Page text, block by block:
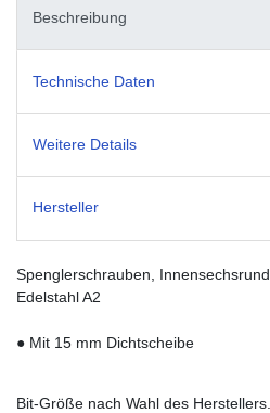
Beschreibung
Technische Daten
Weitere Details
Hersteller
Spenglerschrauben, Innensechsrund,
Edelstahl A2
● Mit 15 mm Dichtscheibe
Bit-Größe nach Wahl des Herstellers.